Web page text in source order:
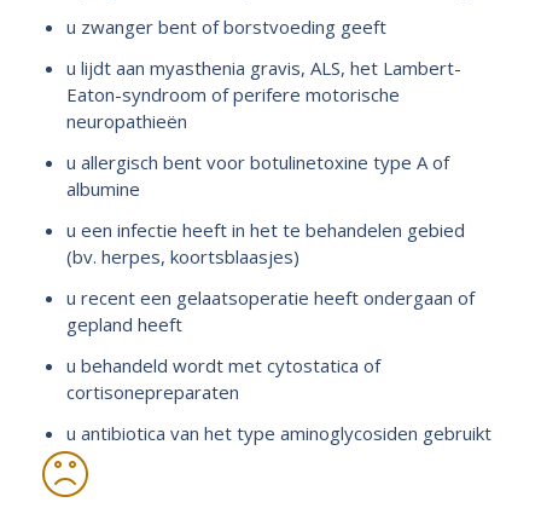
u zwanger bent of borstvoeding geeft
u lijdt aan myasthenia gravis, ALS, het Lambert-
Eaton-syndroom of perifere motorische
neuropathieën
u allergisch bent voor botulinetoxine type A of
albumine
u een infectie heeft in het te behandelen gebied
(bv. herpes, koortsblaasjes)
u recent een gelaatsoperatie heeft ondergaan of
gepland heeft
u behandeld wordt met cytostatica of
cortisonepreparaten
u antibiotica van het type aminoglycosiden gebruikt